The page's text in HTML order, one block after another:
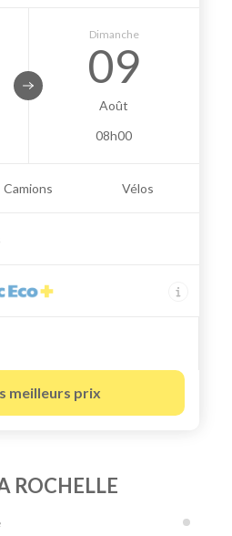
Dimanche
09
Août
08h00
Camions Vélos
meilleurs prix
ROCHELLE